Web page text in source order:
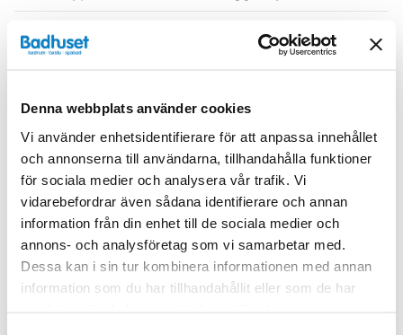
Denna webbplats använder cookies
Vi använder enhetsidentifierare för att anpassa innehållet
och annonserna till användarna, tillhandahålla funktioner
för sociala medier och analysera vår trafik. Vi
vidarebefordrar även sådana identifierare och annan
information från din enhet till de sociala medier och
annons- och analysföretag som vi samarbetar med.
Dessa kan i sin tur kombinera informationen med annan
information som du har tillhandahållit eller som de har
Serie
MPN: 900625-33
Dokument
HAVEN-Skotselrad.pdf( 287.02 KB)